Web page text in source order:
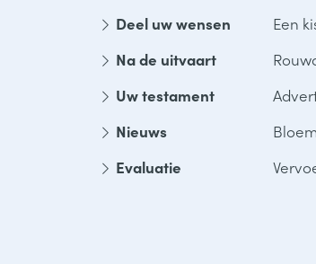
Deel uw wensen
Na de uitvaart
Uw testament
Nieuws
Evaluatie
Een